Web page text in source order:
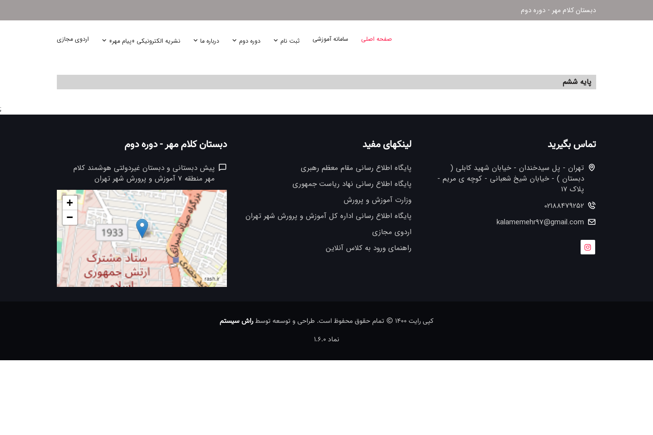
دبستان کلام مهر - دوره دوم
صفحه اصلی سامانه آموزشی ثبت نام دوره دوم درباره ما نشریه الکترونیکی «پیام مهر» اردوی مجازی
پایه ششم
;
تماس بگیرید
تهران - پل سیدخندان - خیابان شهید کابلی (
دبستان ) - خیابان شیخ شعبانی - کوچه ی مریم -
پلاک 17
02188479252
kalamemehr97@gmail.com
لینکهای مفید
پایگاه اطلاع رسانی مقام معظم رهبری
پایگاه اطلاع رسانی نهاد ریاست جمهوری
وزارت آموزش و پرورش
پایگاه اطلاع رسانی اداره کل آموزش و پرورش شهر تهران
اردوی مجازی
راهنمای ورود به کلاس آنلاین
دبستان کلام مهر - دوره دوم
پیش دبستانی و دبستان غیردولتی هوشمند کلام
مهر منطقه 7 آموزش و پرورش شهر تهران
+
−
rash.ir
کپی رایت 1400 تمام حقوق محفوظ است. طراحی و توسعه توسطراش سیستم
نماد 1.6.0